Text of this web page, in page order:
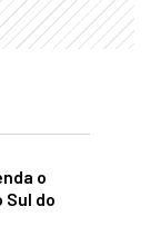
o
Sul do